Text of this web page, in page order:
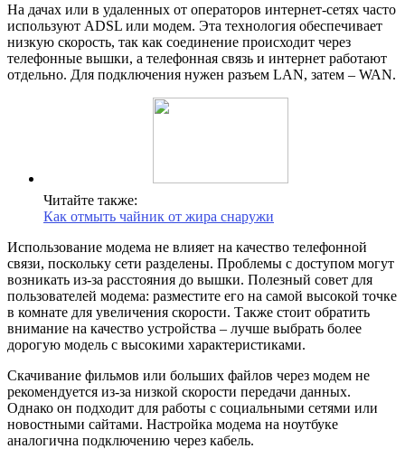
На дачах или в удаленных от операторов интернет-сетях часто
используют ADSL или модем. Эта технология обеспечивает
низкую скорость, так как соединение происходит через
телефонные вышки, а телефонная связь и интернет работают
отдельно. Для подключения нужен разъем LAN, затем – WAN.
Читайте также:
Как отмыть чайник от жира снаружи
Использование модема не влияет на качество телефонной
связи, поскольку сети разделены. Проблемы с доступом могут
возникать из-за расстояния до вышки. Полезный совет для
пользователей модема: разместите его на самой высокой точке
в комнате для увеличения скорости. Также стоит обратить
внимание на качество устройства – лучше выбрать более
дорогую модель с высокими характеристиками.
Скачивание фильмов или больших файлов через модем не
рекомендуется из-за низкой скорости передачи данных.
Однако он подходит для работы с социальными сетями или
новостными сайтами. Настройка модема на ноутбуке
аналогична подключению через кабель.